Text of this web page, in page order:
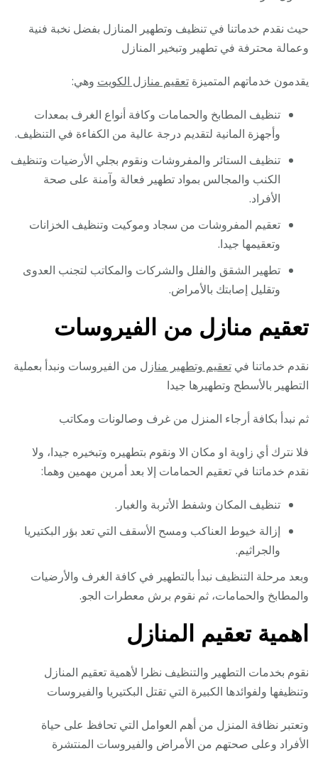
حيث نقدم خدماتنا في تنظيف وتطهير المنازل بفضل نخبة فنية
وعمالة محترفة في تطهير وتبخير المنازل
يقدمون خدماتهم المتميزةتعقيم منازل الكويت وهي:
تنظيف المطابخ والحمامات وكافة أنواع الغرف بمعدات
وأجهزة المانية لتقديم درجة عالية من الكفاءة في التنظيف.
تنظيف الستائر والمفروشات ونقوم بجلي الأرضيات وتنظيف
الكنب والمجالس بمواد تطهير فعالة وآمنة على صحة
الأفراد.
تعقيم المفروشات من سجاد وموكيت وتنظيف الخزانات
وتعقيمها جيدا.
تطهير الشقق والفلل والشركات والمكاتب لتجنب العدوى
وتقليل إصابتك بالأمراض.
تعقيم منازل من الفيروسات
نقدم خدماتنا فيتعقيم وتطهير منازل من الفيروسات ونبدأ بعملية
التطهير بالأسطح وتطهيرها جيدا
ثم نبدأ بكافة أرجاء المنزل من غرف وصالونات ومكاتب
فلا نترك أي زاوية او مكان الا ونقوم بتطهيره وتبخيره جيدا، ولا
نقدم خدماتنا في تعقيم الحمامات إلا بعد أمرين مهمين وهما:
تنظيف المكان وشفط الأتربة والغبار.
إزالة خيوط العناكب ومسح الأسقف التي تعد بؤر البكتيريا
والجراثيم.
وبعد مرحلة التنظيف نبدأ بالتطهير في كافة الغرف والأرضيات
والمطابخ والحمامات، ثم نقوم برش معطرات الجو.
اهمية تعقيم المنازل
نقوم بخدمات التطهير والتنظيف نظرا لأهمية تعقيم المنازل
وتنظيفها ولفوائدها الكبيرة التي تقتل البكتيريا والفيروسات
وتعتبر نظافة المنزل من أهم العوامل التي تحافظ على حياة
الأفراد وعلى صحتهم من الأمراض والفيروسات المنتشرة